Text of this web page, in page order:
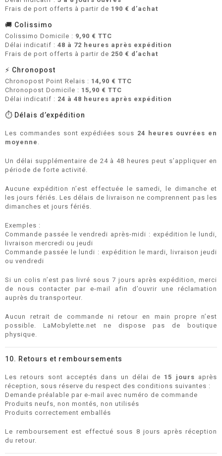
Frais de port offerts à partir de 190 € d’achat
🚚 Colissimo
Colissimo Domicile : 9,90 € TTC
Délai indicatif : 48 à 72 heures après expédition
Frais de port offerts à partir de 250 € d’achat
⚡ Chronopost
Chronopost Point Relais : 14,90 € TTC
Chronopost Domicile : 15,90 € TTC
Délai indicatif : 24 à 48 heures après expédition
⏱️ Délais d’expédition
Les commandes sont expédiées sous 24 heures ouvrées en
moyenne .
Un délai supplémentaire de 24 à 48 heures peut s’appliquer en
période de forte activité.
Aucune expédition n’est effectuée le samedi, le dimanche et
les jours fériés. Les délais de livraison ne comprennent pas les
dimanches et jours fériés.
Exemples :
Commande passée le vendredi après-midi : expédition le lundi,
livraison mercredi ou jeudi
Commande passée le lundi : expédition le mardi, livraison jeudi
ou vendredi
Si un colis n’est pas livré sous 7 jours après expédition, merci
de nous contacter par e-mail afin d’ouvrir une réclamation
auprès du transporteur.
Aucun retrait de commande ni retour en main propre n’est
possible. LaMobylette.net ne dispose pas de boutique
physique.
10. Retours et remboursements
Les retours sont acceptés dans un délai de 15 jours après
réception, sous réserve du respect des conditions suivantes :
Demande préalable par e-mail avec numéro de commande
Produits neufs, non montés, non utilisés
Produits correctement emballés
Le remboursement est effectué sous 8 jours après réception
du retour.